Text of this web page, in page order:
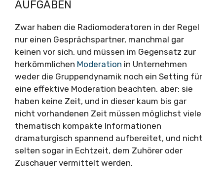
AUFGABEN
Zwar haben die Radiomoderatoren in der Regel
nur einen Gesprächspartner, manchmal gar
keinen vor sich, und müssen im Gegensatz zur
herkömmlichen Moderation in Unternehmen
weder die Gruppendynamik noch ein Setting für
eine effektive Moderation beachten, aber: sie
haben keine Zeit, und in dieser kaum bis gar
nicht vorhandenen Zeit müssen möglichst viele
thematisch kompakte Informationen
dramaturgisch spannend aufbereitet, und nicht
selten sogar in Echtzeit, dem Zuhörer oder
Zuschauer vermittelt werden.